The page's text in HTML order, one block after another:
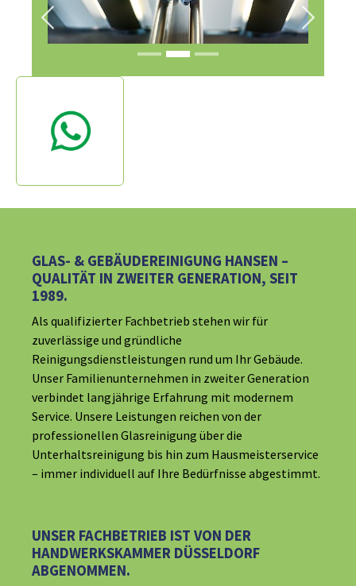
Previous Next
GLAS- & GEBÄUDEREINIGUNG HANSEN –
QUALITÄT IN ZWEITER GENERATION, SEIT
1989.
Als qualifizierter Fachbetrieb stehen wir für
zuverlässige und gründliche
Reinigungsdienstleistungen rund um Ihr Gebäude.
Unser Familienunternehmen in zweiter Generation
verbindet langjährige Erfahrung mit modernem
Service. Unsere Leistungen reichen von der
professionellen Glasreinigung über die
Unterhaltsreinigung bis hin zum Hausmeisterservice
– immer individuell auf Ihre Bedürfnisse abgestimmt.
UNSER FACHBETRIEB IST VON DER
HANDWERKSKAMMER DÜSSELDORF
ABGENOMMEN.